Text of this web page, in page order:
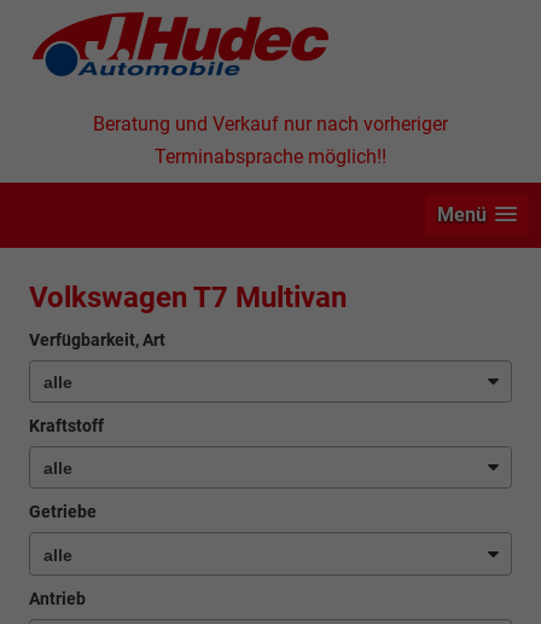
Beratung und Verkauf nur nach vorheriger
Terminabsprache möglich!!
Menü
Volkswagen T7 Multivan
Verfügbarkeit, Art
Kraftstoff
Getriebe
Antrieb